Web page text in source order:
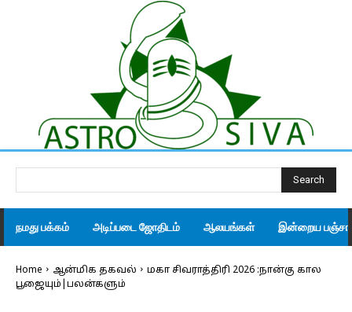
Search
நமது பக்கம் அடிப்படை ஜோதிடம் ஆலயங்கள் இன்றைய
Home ஆன்மிக தகவல்
மகா சிவராத்திரி 2026 :நான்கு கால
பூஜையும்|பலன்களும்